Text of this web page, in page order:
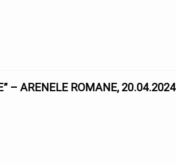
– ARENELE ROMANE, 20.04.2024